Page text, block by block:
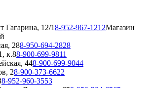
Гагарина, 12/18-952-967-1212Магазин
288-950-694-2828
к.88-900-699-9811
448-900-699-9044
28-900-373-6622
8-952-960-3553